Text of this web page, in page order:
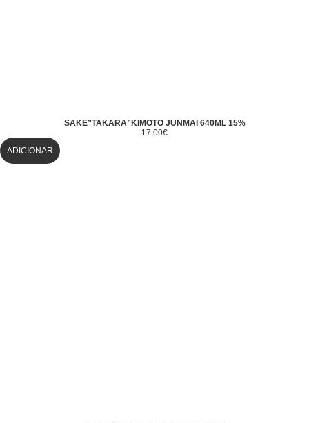
SAKE”TAKARA”KIMOTO JUNMAI 640ML 15%
17,00€
ADICIONAR